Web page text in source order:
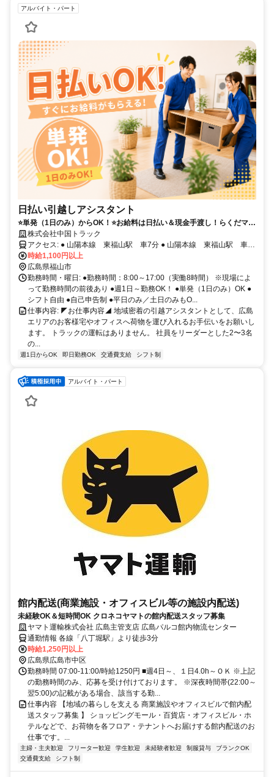
アルバイト・パート
日払い引越しアシスタント
⭐単発（1日のみ）からOK！⭐お給料は日払い＆現金手渡し！らくだマー
クのCMでも お馴染み⭐
株式会社中国トラック
アクセス: ● 山陽本線 東福山駅 車7分 ● 山陽本線 東福山駅 車10
分
時給1,100円以上
広島県福山市
勤務時間・曜日: ●勤務時間：8:00～17:00（実働8時間） ※現場によ
って勤務時間の前後あり ●週1日～勤務OK！ ●単発（1日のみ）OK ●
シフト自由 ●自己申告制 ●平日のみ／土日のみもO...
仕事内容: ◤お仕事内容◢ 地域密着の引越アシスタントとして、広島
エリアのお客様宅やオフィスへ荷物を運び入れるお手伝いをお願いし
ます。 トラックの運転はありません。 社員をリーダーとした2〜3名
の...
週1日からOK 即日勤務OK 交通費支給 シフト制
アルバイト・パート
館内配送(商業施設・オフィスビル等の施設内配送)
未経験OK＆短時間OK クロネコヤマトの館内配送スタッフ募集
ヤマト運輸株式会社 広島主管支店 広島パルコ館内物流センター
通勤情報 各線「八丁堀駅」より徒歩3分
時給1,250円以上
広島県広島市中区
勤務時間 07:00-11:00/時給1250円 ■週4日～、１日4.0h～ＯＫ ※上記
の勤務時間のみ、応募を受け付けております。 ※深夜時間帯(22:00～
翌5:00)の記載がある場合、該当する勤...
仕事内容 【地域の暮らしを支える 商業施設やオフィスビルで館内配
送スタッフ募集 】 ショッピングモール・百貨店・オフィスビル・ホ
テルなどで、お荷物を各フロア・テナントへお届けする館内配送のお
仕事です。...
主婦・主夫歓迎 フリーター歓迎 学生歓迎 未経験者歓迎 制服貸与
ブランクOK
交通費支給
シフト制